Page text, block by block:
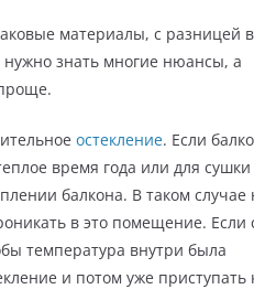
материалы, с разницей
знать многие нюансы, а
остекление. Если
время года или для сушки
балкона. В таком случае
в это помещение. Если
температура внутри была
и потом уже приступать